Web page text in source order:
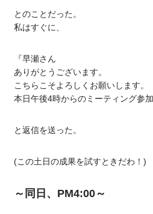
とのことだった。
私はすぐに、
『早瀬さん
ありがとうございます。
こちらこそよろしくお願いします。
本日午後4時からのミーティング参
と返信を送った。
(この土日の成果を試すときだわ！)
～同日、PM4:00～